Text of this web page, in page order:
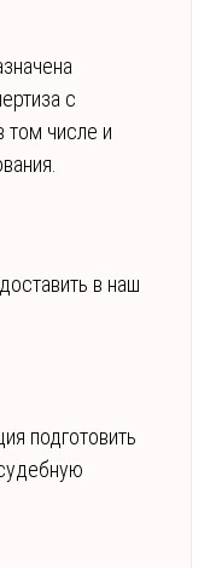
с
том числе и
в наш
подготовить